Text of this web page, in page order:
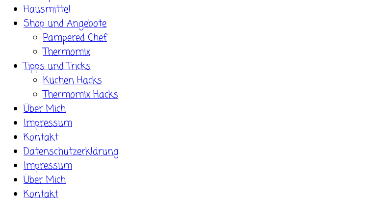
Hausmittel
Shop und Angebote
Pampered Chef
Thermomix
Tipps und Tricks
Küchen Hacks
Thermomix Hacks
Über Mich
Impressum
Kontakt
Datenschutzerklärung
Impressum
Über Mich
Kontakt